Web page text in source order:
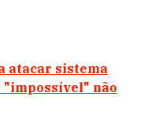
atacar sistema
não